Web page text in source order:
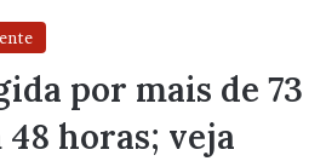
por mais de 73
horas; veja